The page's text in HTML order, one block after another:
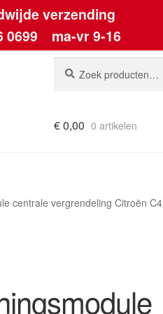
verzending
0699 ma-vr 9-16
naar:
€0,00 0 artikelen
centrale vergrendeling Citroën C4